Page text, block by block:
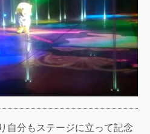
自分もステージに立って記念